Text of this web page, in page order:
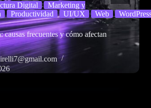
Digital
Marketing y
Productividad UI/UX Web
causas frecuentes y cómo afectan